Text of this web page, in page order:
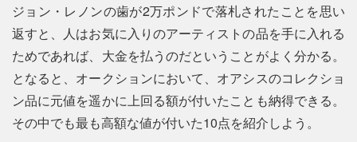
ジョン・レノンの歯が2万ポンドで落札されたことを思い
返すと、人はお気に入りのアーティストの品を手に入れる
ためであれば、大金を払うのだということがよく分かる。
となると、オークションにおいて、オアシスのコレクショ
ン品に元値を遥かに上回る額が付いたことも納得できる。
その中でも最も高額な値が付いた10点を紹介しよう。